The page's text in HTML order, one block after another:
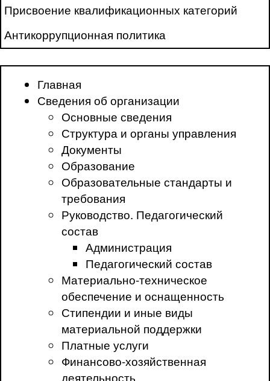
Присвоение квалификационных категорий
Антикоррупционная политика
Главная
Сведения об организации
Основные сведения
Структура и органы управления
Документы
Образование
Образовательные стандарты и
требования
Руководство. Педагогический
состав
Администрация
Педагогический состав
Материально-техническое
обеспечение и оснащенность
Стипендии и иные виды
материальной поддержки
Платные услуги
Финансово-хозяйственная
деятельность